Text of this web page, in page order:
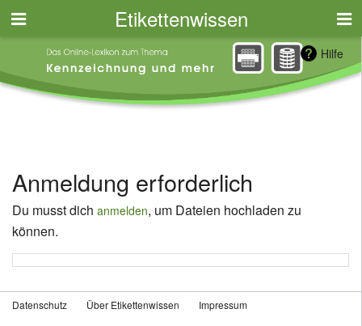
Etikettenwissen
Hilfe
Anmeldung erforderlich
Du musst dich anmelden, um Dateien hochladen zu
können.
Datenschutz Über Etikettenwissen Impressum